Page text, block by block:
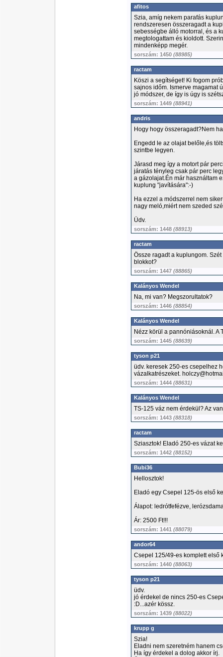
afitos
Szia, amíg nekem parafás
rendszeresen összeragadt a
sebességbe álló motorral, és a
megtologattam és kioldott.
mindenképp megér.
sorszám: 1450 (88985)
ractam
Köszi a segítséget! Ki fogom
sajnos időm. Ismerve magamat
jó módszer, de így is úgy is
sorszám: 1449 (88941)
andris
Hogy hogy összeragadt?Nem
Engedd le az olajat belőle,és
szintbe legyen.
Járasd meg így a motort pár
járatás tényleg csak pár perc
a gázolajat.Én már használtam
kuplung "javítására":-)
Ha ezzel a módszerrel nem
nagy meló,miért nem szeded
Üdv.
sorszám: 1448 (88913)
ractam
Össze ragadt a kuplungom.
blokkot?
sorszám: 1447 (88865)
Kalányos Wendel
Na, mi van? Megszorultatok?
sorszám: 1446 (88854)
Kalányos Wendel
Nézz körül a pannóniásoknál. A
sorszám: 1445 (88639)
tyson p21
üdv. keresek 250-es csepelhez
vázalkatrészeket.
sorszám: 1444 (88631)
Kalányos Wendel
TS-125 váz nem érdekül? Az
sorszám: 1443 (88318)
ractam
Sziasztok! Eladó 250-es vázat
sorszám: 1442 (88152)
Bubi36
Hellosztok!
Eladó egy Csepel 125-ös első
Álapot: ledrótfefézve,
Ár: 2500 Ft!!!
sorszám: 1441 (88079)
andor64
Csepel 125/49-es komplett első
sorszám: 1440 (88063)
tyson p21
üdv.
jó érdekel de nincs 250-es
:D...azér kössz.
sorszám: 1439 (88022)
krupp g
Szia!
Eladni nem szeretném hanem
Ha így érdekel a dolog akkor írj.